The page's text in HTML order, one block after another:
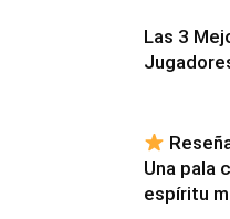
Las 3
Una pala
espíritu